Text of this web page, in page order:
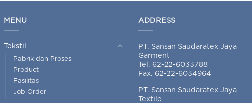
MENU
Tekstil
Pabrik dan Proses
Product
Fasilitas
Job Order
ADDRESS
PT. Sansan Saudaratex Jaya
Garment
Tel. 62-22-6033788
Fax. 62-22-6034964
PT. Sansan Saudaratex Jaya
Textile